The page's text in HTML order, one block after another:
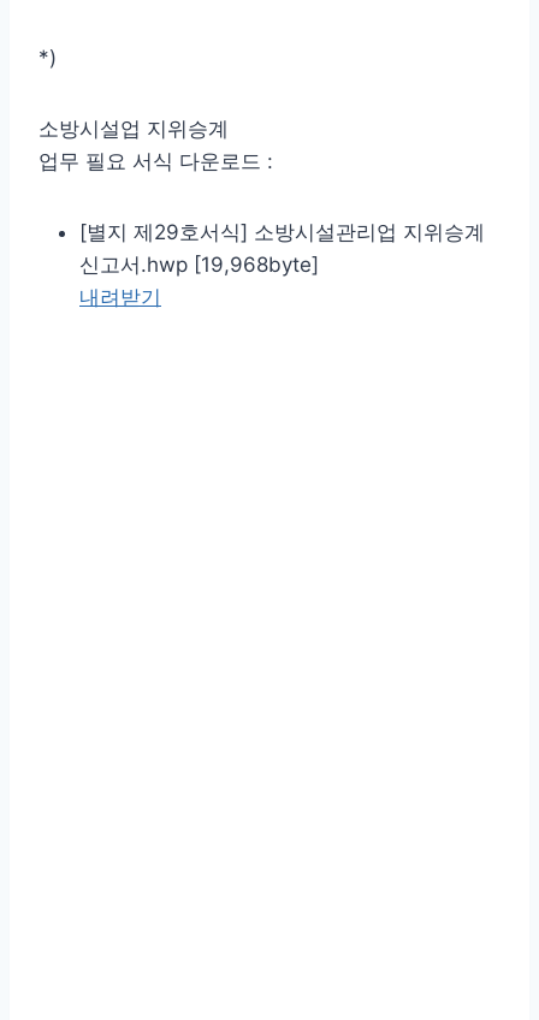
*)
소방시설업 지위승계
업무 필요 서식 다운로드 :
[별지 제29호서식] 소방시설관리업 지위승계
신고서.hwp [19,968byte]
내려받기